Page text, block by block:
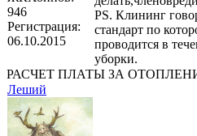
946
Регистрация:
06.10.2015
PS. Клининг
стандарт по
проводится в
уборки.
РАСЧЕТ ПЛАТЫ ЗА
Леший